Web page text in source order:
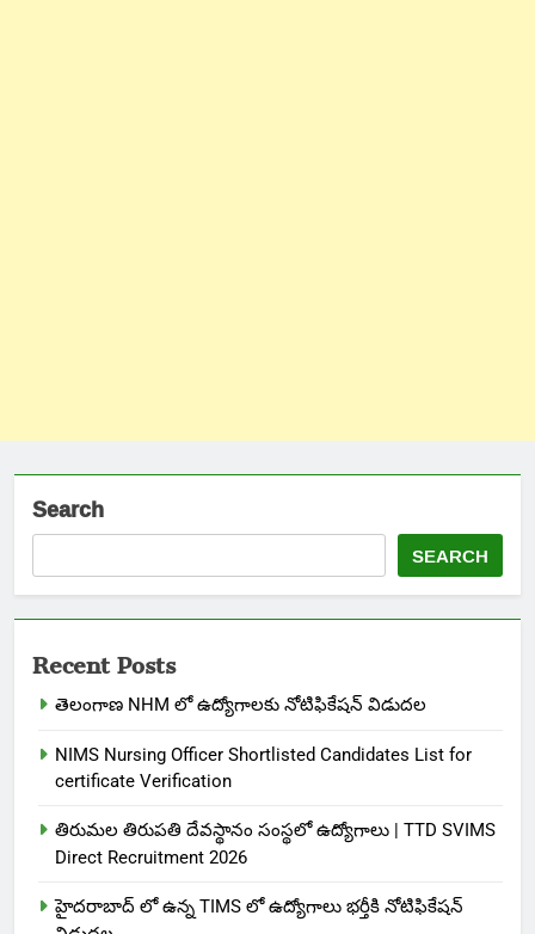
Search
SEARCH
Recent Posts
తెలంగాణ NHM లో ఉద్యోగాలకు నోటిఫికేషన్ విడుదల
NIMS Nursing Officer Shortlisted Candidates List for
certificate Verification
తిరుమల తిరుపతి దేవస్థానం సంస్థలో ఉద్యోగాలు | TTD SVIMS
Direct Recruitment 2026
హైదరాబాద్ లో ఉన్న TIMS లో ఉద్యోగాలు భర్తీకి నోటిఫికేషన్